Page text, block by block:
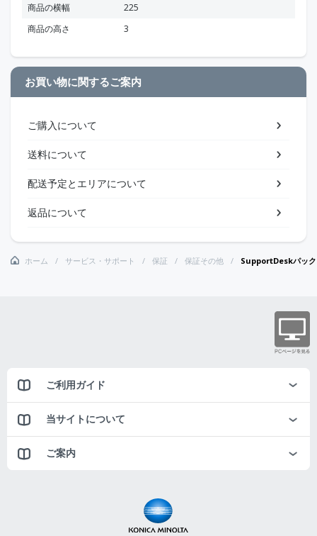
商品の横幅
225
商品の高さ
3
お買い物に関するご案内
ご購入について
送料について
配送予定とエリアについて
返品について
ホーム サービス・サポート 保証 保証その他 SupportDeskパック
ご利用ガイド
当サイトについて
ご案内